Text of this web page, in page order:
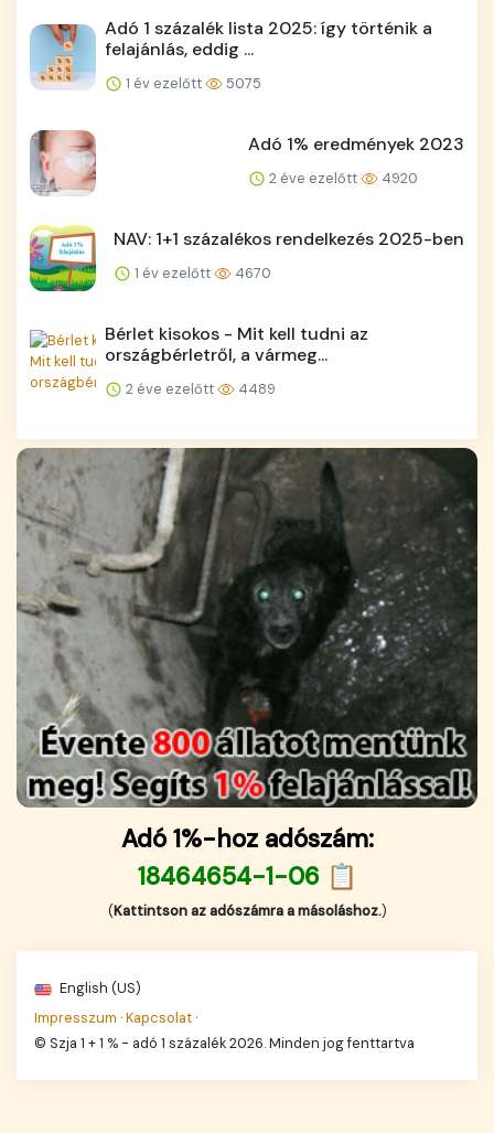
Adó 1 százalék lista 2025: így történik a
felajánlás, eddig ...
1 év ezelőtt 5075
Adó 1% eredmények 2023
2 éve ezelőtt 4920
NAV: 1+1 százalékos rendelkezés 2025-ben
1 év ezelőtt 4670
Bérlet kisokos - Mit kell tudni az
országbérletről, a vármeg...
2 éve ezelőtt 4489
Adó 1%-hoz adószám:
18464654-1-06 📋
(Kattintson az adószámra a másoláshoz.)
English (US)
Impresszum ·Kapcsolat ·
© Szja 1 + 1 % - adó 1 százalék 2026. Minden jog fenttartva